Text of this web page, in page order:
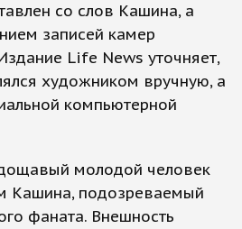
со слов Кашина, а
записей камер
Life News уточняет,
художником вручную, а
компьютерной
молодой человек
Кашина, подозреваемый
фаната. Внешность